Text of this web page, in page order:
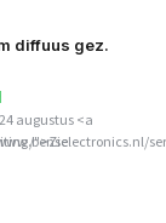
">Zie
diffuus gez.
augustus <a